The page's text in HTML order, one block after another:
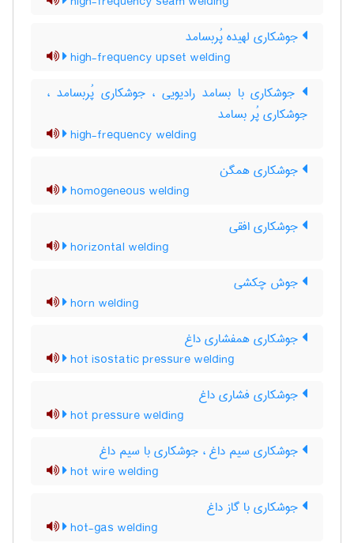
جوشکاری لهیده پُربسامد
high-frequency upset welding
جوشکاری با بسامد رادیویی ، جوشکاری پُربسامد ،
جوشکاری پُر بسامد
high-frequency welding
جوشکاری همگن
homogeneous welding
جوشکاری افقی
horizontal welding
جوش چکشی
horn welding
جوشکاری همفشاری داغ
hot isostatic pressure welding
جوشکاری فشاری داغ
hot pressure welding
جوشکاری سیم داغ ، جوشکاری با سیم داغ
hot wire welding
جوشکاری با گاز داغ
hot-gas welding